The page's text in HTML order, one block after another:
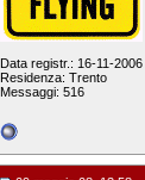
Data registr.: 16-11-2006
Residenza: Trento
Messaggi: 516